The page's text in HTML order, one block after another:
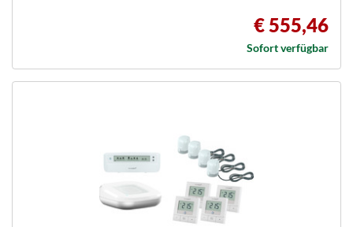
€ 555,46
Sofort verfügbar